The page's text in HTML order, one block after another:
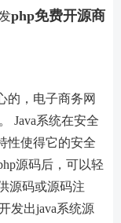
php免费开源商
的，电子商务网
Java系统在安全
性使得它的安全
源码后，可以轻
源码或源码注
发出java系统源